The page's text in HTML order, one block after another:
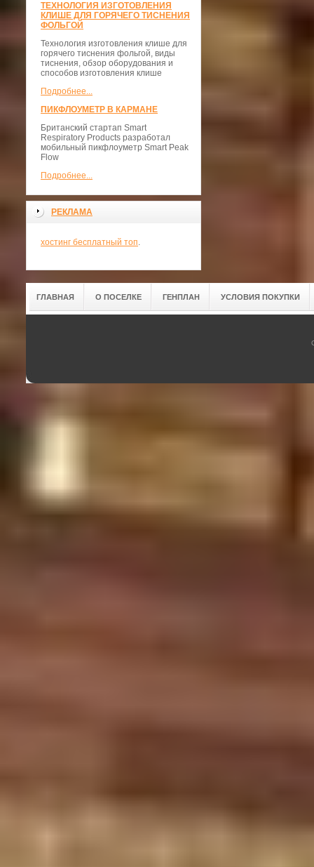
ТЕХНОЛОГИЯ ИЗГОТОВЛЕНИЯ
КЛИШЕ ДЛЯ ГОРЯЧЕГО ТИСНЕНИЯ
ФОЛЬГОЙ
Технология изготовления клише для
горячего тиснения фольгой, виды
тиснения, обзор оборудования и
способов изготовления клише
Подробнее...
ПИКФЛОУМЕТР В КАРМАНЕ
Британский стартап Smart
Respiratory Products разработал
мобильный пикфлоуметр Smart Peak
Flow
Подробнее...
РЕКЛАМА
хостинг бесплатный топ.
ГЛАВНАЯ О ПОСЕЛКЕ ГЕНПЛАН УСЛОВИЯ ПОКУПКИ